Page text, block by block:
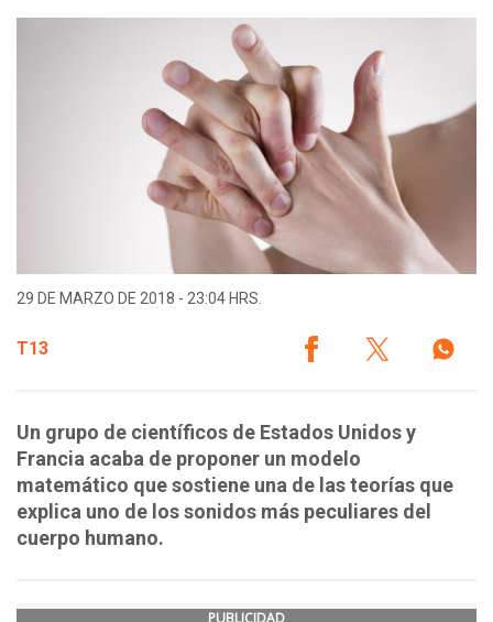
29 DE MARZO DE 2018 - 23:04 HRS.
T13
Un grupo de científicos de Estados Unidos y
Francia acaba de proponer un modelo
matemático que sostiene una de las teorías que
explica uno de los sonidos más peculiares del
cuerpo humano.